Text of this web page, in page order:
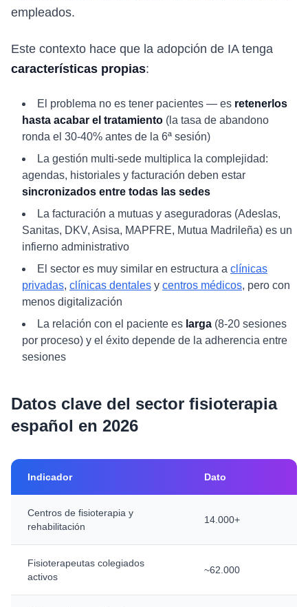
empleados.
Este contexto hace que la adopción de IA tenga
características propias:
El problema no es tener pacientes — es retenerlos
hasta acabar el tratamiento (la tasa de abandono
ronda el 30-40% antes de la 6ª sesión)
La gestión multi-sede multiplica la complejidad:
agendas, historiales y facturación deben estar
sincronizados entre todas las sedes
La facturación a mutuas y aseguradoras (Adeslas,
Sanitas, DKV, Asisa, MAPFRE, Mutua Madrileña) es un
infierno administrativo
El sector es muy similar en estructura a clínicas
privadas, clínicas dentales y centros médicos, pero con
menos digitalización
La relación con el paciente es larga (8-20 sesiones
por proceso) y el éxito depende de la adherencia entre
sesiones
Datos clave del sector fisioterapia
español en 2026
Indicador Dato
Centros de fisioterapia y
rehabilitación
14.000+
Fisioterapeutas colegiados
activos
~62.000